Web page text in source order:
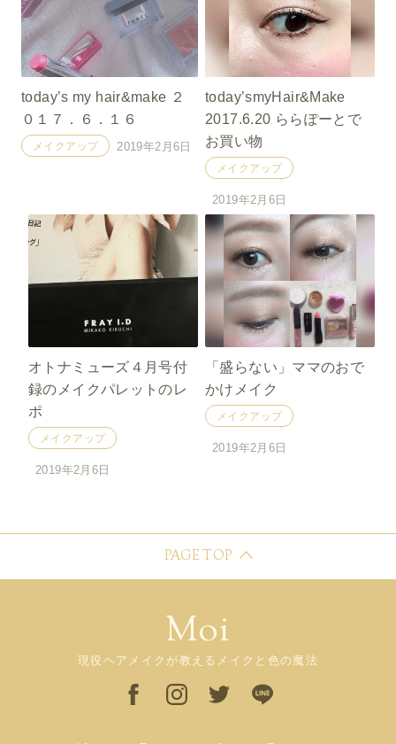
today’s my hair&make ２
０１７．６．１６
メイクアップ 2019年2月6日
today’smyHair&Make
2017.6.20 ららぽーとで
お買い物
メイクアップ
2019年2月6日
オトナミューズ４月号付
録のメイクパレットのレ
ポ
メイクアップ
2019年2月6日
「盛らない」ママのおで
かけメイク
メイクアップ
2019年2月6日
PAGE TOP
Moi
現役ヘアメイクが教えるメイクと色の魔法